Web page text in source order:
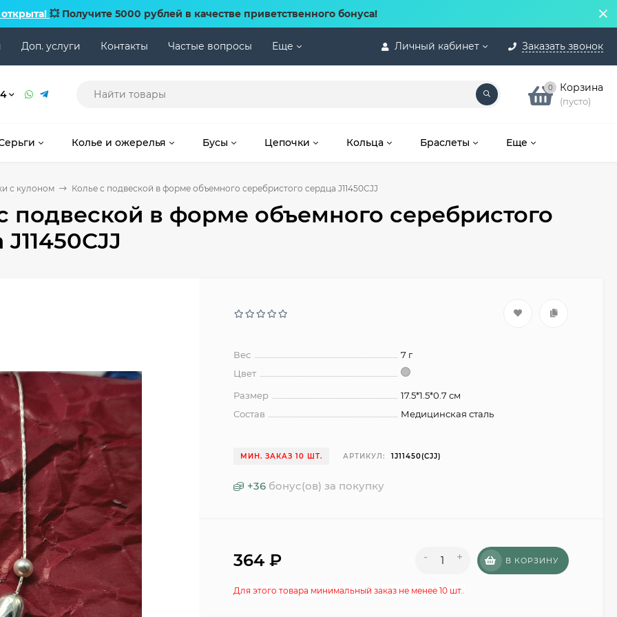
💥 Получите 5000 рублей в качестве приветственного бонуса!
Личный кабинет Заказать звонок
Доп. услуги Контакты Частые вопросы Еще
0 Корзина
(пусто)
Колье и ожерелья Бусы Цепочки Кольца Браслеты Еще
с кулоном Колье с подвеской в форме объемного серебристого сердца J11450CJJ
подвеской в форме объемного серебристого
Вес
7 г
Цвет
Размер
17.5*1.5*0.7 см
Состав
Медицинская сталь
МИН. ЗАКАЗ 10 ШТ. АРТИКУЛ: 1J11450(CJJ)
+36 бонус(ов) за покупку
364₽ - + В КОРЗИНУ
Для этого товара минимальный заказ не менее 10 шт..